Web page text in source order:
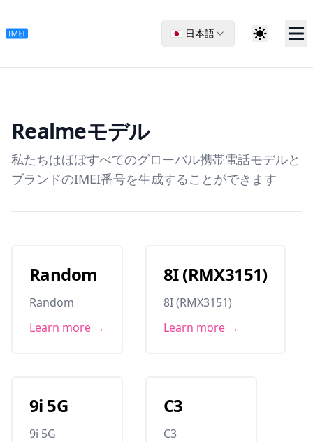
🇯🇵 日本語
Realmeモデル
私たちはほぼすべてのグローバル携帯電話モデルと
ブランドのIMEI番号を生成することができます
Random
Random
Learn more →
8I (RMX3151)
8I (RMX3151)
Learn more →
9i 5G
9i 5G
C3
C3